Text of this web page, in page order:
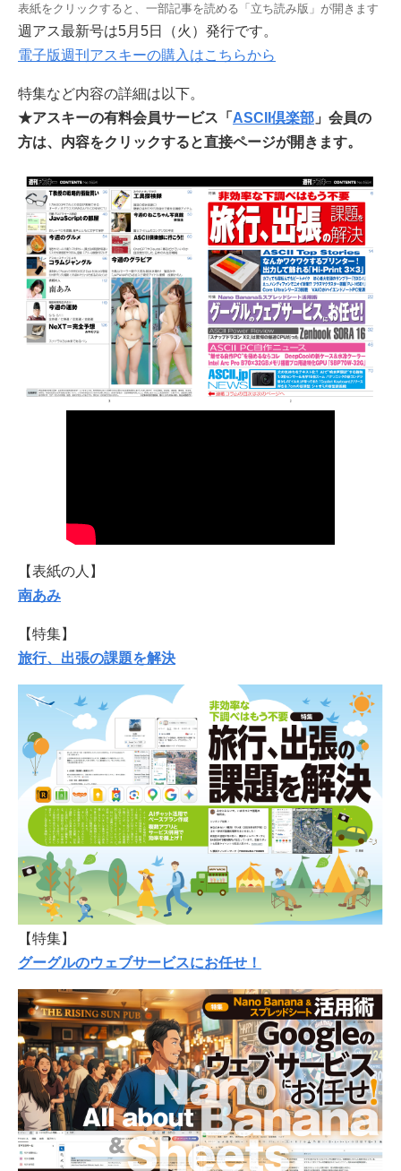
表紙をクリックすると、一部記事を読める「立ち読み版」が開きます
週アス最新号は5月5日（火）発行です。
電子版週刊アスキーの購入はこちらから
特集など内容の詳細は以下。
★アスキーの有料会員サービス「 ASCII倶楽部 」会員の
方は、内容をクリックすると直接ページが開きます。
【表紙の人】
南あみ
【特集】
旅行、出張の課題を解決
【特集】
グーグルのウェブサービスにお任せ！